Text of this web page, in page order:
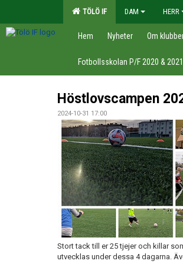
TÖLÖ IF DAM HERR
Hem Nyheter Om
Fotbollsskolan P/F 2020 & 2021
Höstlovscampen
2024-10-31 17:00
Stort tack till er 25 tjejer och killar
utvecklas under dessa 4 dagarna.